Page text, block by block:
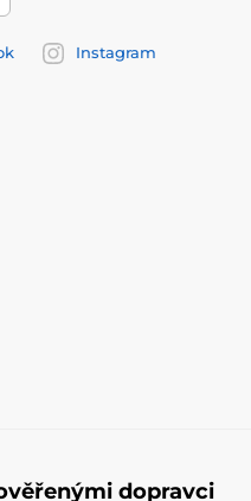
Instagram
dopravci